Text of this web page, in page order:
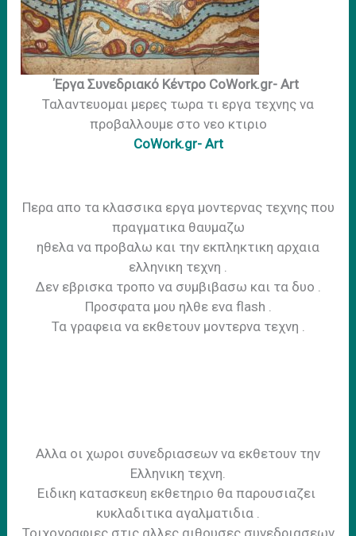
Έργα Συνεδριακό Κέντρο CoWork.gr- Art
Ταλαντευομαι μερες τωρα τι εργα τεχνης να
προβαλλουμε στο νεο κτιριο
CoWork.gr- Art
Περα απο τα κλασσικα εργα μοντερνας τεχνης που
πραγματικα θαυμαζω
ηθελα να προβαλω και την εκπληκτικη αρχαια
ελληνικη τεχνη .
Δεν εβρισκα τροπο να συμβιβασω και τα δυο .
Προσφατα μου ηλθε ενα flash .
Τα γραφεια να εκθετουν μοντερνα τεχνη .
Aλλα οι χωροι συνεδριασεων να εκθετουν την
Ελληνικη τεχνη.
Ειδικη κατασκευη εκθετηριο θα παρουσιαζει
κυκλαδιτικα αγαλματιδια .
Τοιχογραφιες στις αλλες αιθουσες συνεδριασεων